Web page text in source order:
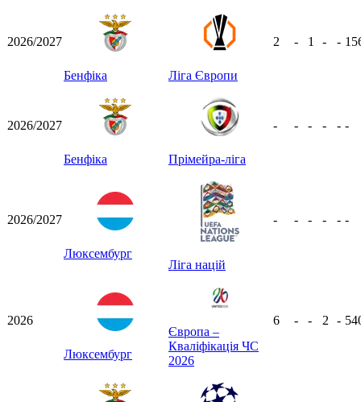
2026/2027
Бенфіка Ліга Європи
2 - 1 - -
2026/2027
Бенфіка Прімейра-ліга
- - - - - -
2026/2027
Люксембург
Ліга націй
- - - - - -
2026
Люксембург
Європа –
Кваліфікація ЧС
2026
6 - - 2 -